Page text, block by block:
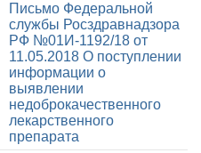
Письмо Федеральной
службы Росздравнадзора
РФ №01И-1192/18 от
11.05.2018 О поступлении
информации о
выявлении
недоброкачественного
лекарственного
препарата